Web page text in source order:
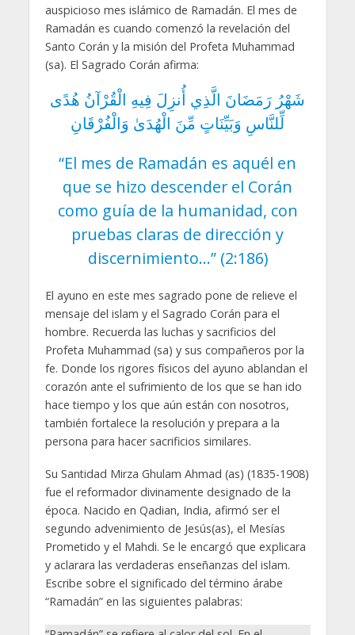
auspicioso mes islámico de Ramadán. El mes de
Ramadán es cuando comenzó la revelación del
Santo Corán y la misión del Profeta Muhammad
(sa). El Sagrado Corán afirma:
شَهْرُ رَمَضَانَ الَّذِي أُنزِلَ فِيهِ الْقُرْآنُ هُدًى
لِّلنَّاسِ وَبَيِّنَاتٍ مِّنَ الْهُدَىٰ وَالْفُرْقَانِ
“El mes de Ramadán es aquél en
que se hizo descender el Corán
como guía de la humanidad, con
pruebas claras de dirección y
discernimiento…” (2:186)
El ayuno en este mes sagrado pone de relieve el
mensaje del islam y el Sagrado Corán para el
hombre. Recuerda las luchas y sacrificios del
Profeta Muhammad (sa) y sus compañeros por la
fe. Donde los rigores físicos del ayuno ablandan el
corazón ante el sufrimiento de los que se han ido
hace tiempo y los que aún están con nosotros,
también fortalece la resolución y prepara a la
persona para hacer sacrificios similares.
Su Santidad Mirza Ghulam Ahmad (as) (1835-1908)
fue el reformador divinamente designado de la
época. Nacido en Qadian, India, afirmó ser el
segundo advenimiento de Jesús(as), el Mesías
Prometido y el Mahdi. Se le encargó que explicara
y aclarara las verdaderas enseñanzas del islam.
Escribe sobre el significado del término árabe
“Ramadán” en las siguientes palabras: